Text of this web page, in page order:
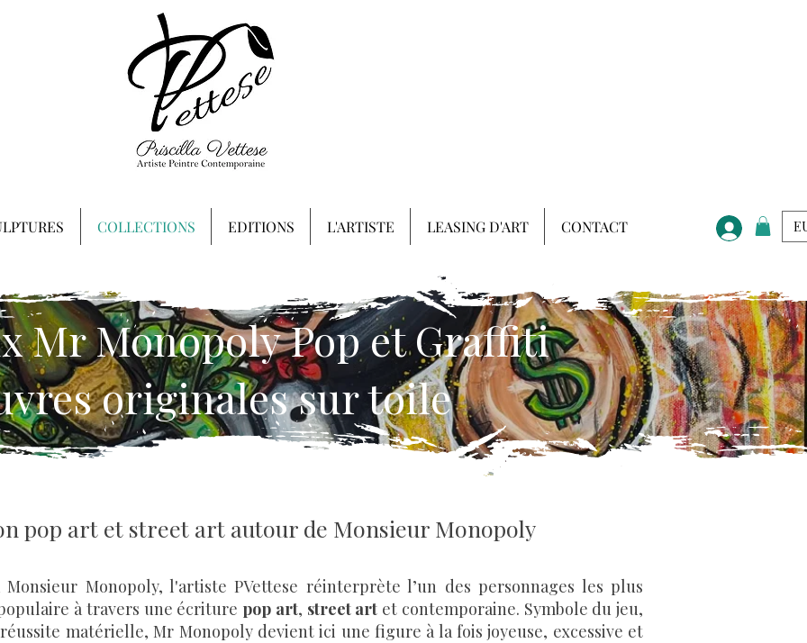
Mr Monopoly Pop et Graffiti
originales sur toile
pop art et street art autour de Monsieur Monopoly
Monopoly, l'artiste PVettese réinterprète l’un des personnages les plus
à travers une écriture pop art, street art et contemporaine. Symbole du jeu,
matérielle, Mr Monopoly devient ici une figure à la fois joyeuse, excessive et
COLLECTIONS EDITIONS L'ARTISTE LEASING D'ART CONTACT